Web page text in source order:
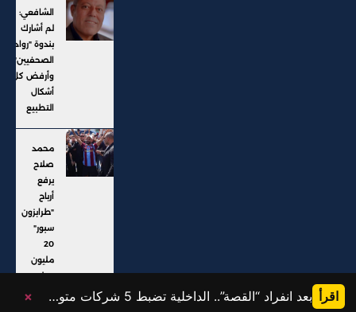
الشافعي:
لم أشارك
بندوة "رواد
الصحفيين"..
وأرفض كل
أشكال
التطبيع
محمد
صلاح
يرفع
أرباح
"طرابزون
سبور"
20
مليون
دولار
@ جميع الحقوق محفوظة، موقع القصة 2025، تم التطوير بواسطة: Karim Saad
اقرأ بعد انفراد “القصة”.. الداخلية تضبط 5 شركات متورطة في النصب على المواطنين وإيهامهم بفرص عمل خارج البلاد ×